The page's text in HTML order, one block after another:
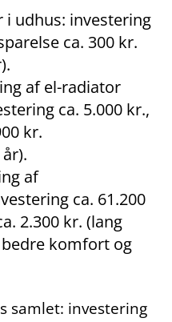
udhus: investering
ca. 300 kr.
af el-radiator
ca. 5.000 kr.,
kr.
af
ca. 61.200
2.300 kr. (lang
komfort og
samlet: investering